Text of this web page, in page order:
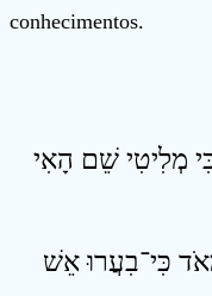
conhecimentos.
מְלִיטִי שֵׁם הָאִי
כִּי־בִעֲרוּ אֵשׁ